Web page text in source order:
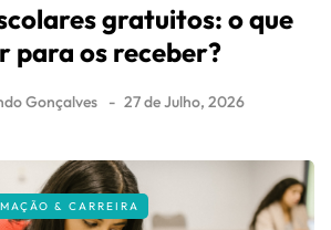
gratuitos: o que
para os receber?
Gonçalves 27 de Julho, 2026
& CARREIRA